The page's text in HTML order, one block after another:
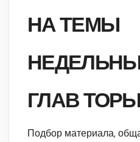
НА ТЕМЫ
ГЛАВ ТОРЫ
Подбор материала,